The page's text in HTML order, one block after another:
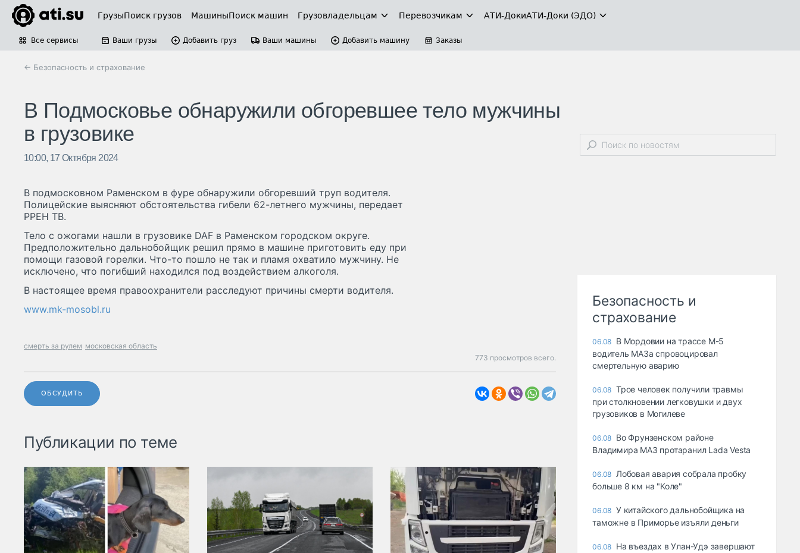
ГрузыПоиск грузов МашиныПоиск машин Грузовладельцам Перевозчикам АТИ-ДокиАТИ-Доки (ЭДО)
Все сервисы Ваши грузы Добавить груз Ваши машины Добавить машину Заказы
← Безопасность и страхование
В Подмосковье обнаружили обгоревшее тело мужчины
в грузовике
10:00, 17 Октября 2024
В подмосковном Раменском в фуре обнаружили обгоревший труп водителя.
Полицейские выясняют обстоятельства гибели 62-летнего мужчины, передает
РРЕН ТВ.
Тело с ожогами нашли в грузовике DAF в Раменском городском округе.
Предположительно дальнобойщик решил прямо в машине приготовить еду при
помощи газовой горелки. Что-то пошло не так и пламя охватило мужчину. Не
исключено, что погибший находился под воздействием алкоголя.
В настоящее время правоохранители расследуют причины смерти водителя.
www.mk-mosobl.ru
смерть за рулем московская область
773 просмотров всего.
ОБСУДИТЬ
Публикации по теме
Безопасность и
страхование
06.08 В Мордовии на трассе М-5
водитель МАЗа спровоцировал
смертельную аварию
06.08 Трое человек получили травмы
при столкновении легковушки и двух
грузовиков в Могилеве
06.08 Во Фрунзенском районе
Владимира МАЗ протаранил Lada Vesta
06.08 Лобовая авария собрала пробку
больше 8 км на "Коле"
06.08 У китайского дальнобойщика на
таможне в Приморье изъяли деньги
06.08 Ha въeздax в Улaн-Удэ зaвepшaют